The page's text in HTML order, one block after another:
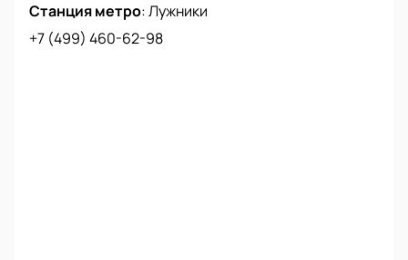
Станция метро:Лужники
+7 (499) 460-62-98